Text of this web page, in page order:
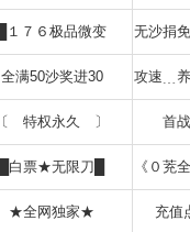
█１７６极品微变 无沙捐
全满50沙奖进30 攻速﹍
〔 特权永久 〕 首
█白票★无限刀█ 《０茺
★全网独家★ 充值